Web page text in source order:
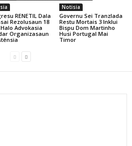
RENETIL Dala
Rezolusaun 18
Advokasia
Organizasaun
Notisia
Governu Sei Tranzlada
Restu Mortais 3 Inklui
Bispu Dom Martinho
Husi Portugal Mai
Timor